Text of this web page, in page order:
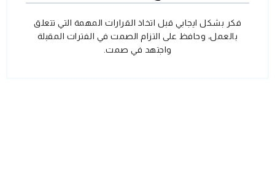
فكر بشكل ايجابي قبل اتخاذ القرارات المهمة التي تتعلق
بالعمل، وحافظ على التزام الصمت في الفترات المقبلة
واجتهد في صمت.